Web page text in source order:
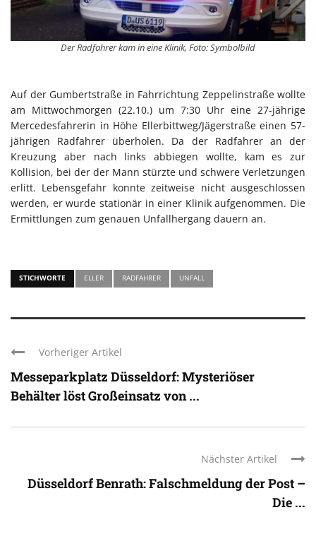
Der Radfahrer kam in eine Klinik, Foto: Symbolbild
Auf der Gumbertstraße in Fahrrichtung Zeppelinstraße wollte
am Mittwochmorgen (22.10.) um 7:30 Uhr eine 27-jährige
Mercedesfahrerin in Höhe Ellerbittweg/Jägerstraße einen 57-
jährigen Radfahrer überholen. Da der Radfahrer an der
Kreuzung aber nach links abbiegen wollte, kam es zur
Kollision, bei der der Mann stürzte und schwere Verletzungen
erlitt. Lebensgefahr konnte zeitweise nicht ausgeschlossen
werden, er wurde stationär in einer Klinik aufgenommen. Die
Ermittlungen zum genauen Unfallhergang dauern an.
STICHWORTE ELLER RADFAHRER UNFALL
Vorheriger Artikel
Messeparkplatz Düsseldorf: Mysteriöser
Behälter löst Großeinsatz von ...
Nächster Artikel
Düsseldorf Benrath: Falschmeldung der Post –
Die ...